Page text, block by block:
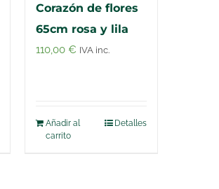
Corazón de flores
65cm rosa y lila
110,00€ IVA inc.
Añadir al
carrito
Detalles